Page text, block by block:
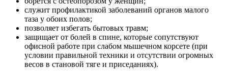
служит профилактикой заболеваний органов малого
таза у обоих полов;
позволяет избегать бытовых травм;
защищает от болей в спине, которые сопутствуют
офисной работе при слабом мышечном корсете (при
условии правильной техники и отсутствии огромных
весов в становой тяге и приседаниях).